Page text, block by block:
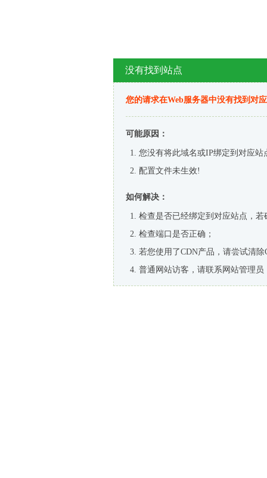
没有找到站点
您的请求在Web服务器中没有找到对
可能原因：
您没有将此域名或IP绑定到对应站
配置文件未生效!
如何解决：
检查是否已经绑定到对应站点，
检查端口是否正确；
若您使用了CDN产品，请尝试清除
普通网站访客，请联系网站管理员